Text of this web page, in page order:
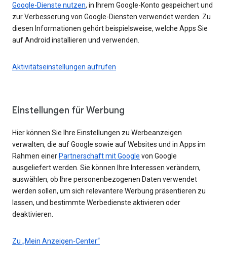
Google-Dienste nutzen, in Ihrem Google-Konto gespeichert und
zur Verbesserung von Google-Diensten verwendet werden. Zu
diesen Informationen gehört beispielsweise, welche Apps Sie
auf Android installieren und verwenden.
Aktivitätseinstellungen aufrufen
Einstellungen für Werbung
Hier können Sie Ihre Einstellungen zu Werbeanzeigen
verwalten, die auf Google sowie auf Websites und in Apps im
Rahmen einer Partnerschaft mit Google von Google
ausgeliefert werden. Sie können Ihre Interessen verändern,
auswählen, ob Ihre personenbezogenen Daten verwendet
werden sollen, um sich relevantere Werbung präsentieren zu
lassen, und bestimmte Werbedienste aktivieren oder
deaktivieren.
Zu „Mein Anzeigen-Center“